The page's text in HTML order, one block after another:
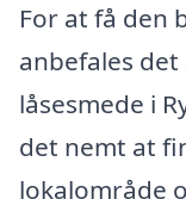
For at få den
anbefales
låsesmede i
det nemt at
lokalområde